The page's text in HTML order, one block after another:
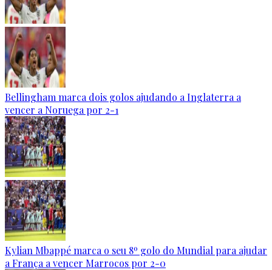
Bellingham marca dois golos ajudando a Inglaterra a
vencer a Noruega por 2-1
Kylian Mbappé marca o seu 8º golo do Mundial para ajudar
a França a vencer Marrocos por 2-0